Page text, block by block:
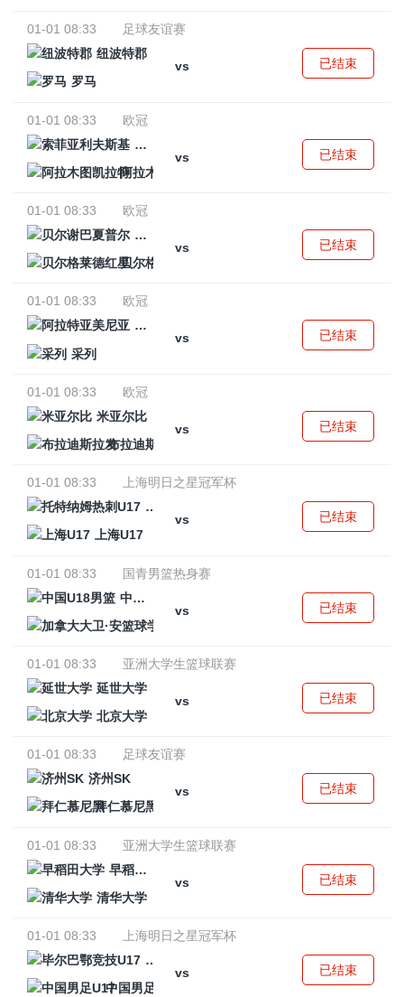
01-01 08:33
足球友谊赛
纽波特郡
vs
罗马
已结束
01-01 08:33
欧冠
索菲亚利夫斯基
vs
阿拉木图凯拉特
已结束
01-01 08:33
欧冠
贝尔谢巴夏普尔
vs
贝尔格莱德红星
已结束
01-01 08:33
欧冠
阿拉特亚美尼亚
vs
采列
已结束
01-01 08:33
欧冠
米亚尔比
vs
布拉迪斯拉发
已结束
01-01 08:33
上海明日之星冠军杯
托特纳姆热刺U17
vs
上海U17
已结束
01-01 08:33
国青男篮热身赛
中国U18男篮
vs
已结束
01-01 08:33
亚洲大学生篮球联赛
延世大学
vs
北京大学
已结束
01-01 08:33
足球友谊赛
济州SK
vs
拜仁慕尼黑
已结束
01-01 08:33
亚洲大学生篮球联赛
早稻田大学
vs
清华大学
已结束
01-01 08:33
上海明日之星冠军杯
毕尔巴鄂竞技U17
vs
中国男足U17
已结束